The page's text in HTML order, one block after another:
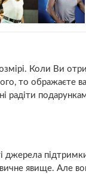
Коли Ви
то ображаєте
радіти
джерела
явище. Але